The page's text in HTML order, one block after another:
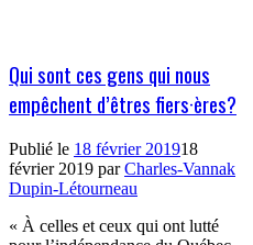
Qui sont ces gens qui nous
empêchent d’êtres fiers·ères?
Publié le 18 février 201918
février 2019 parCharles-Vannak
Dupin-Létourneau
« À celles et ceux qui ont lutté